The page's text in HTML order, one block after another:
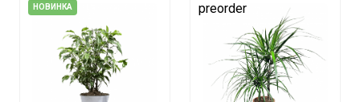
НОВИНКА preorder